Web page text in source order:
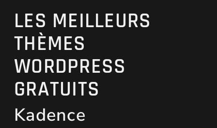
LES MEILLEURS
THÈMES
WORDPRESS
GRATUITS
Kadence